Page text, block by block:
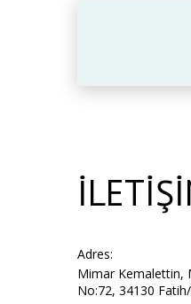
Adres:
Mimar Kemalettin,
No:72, 34130